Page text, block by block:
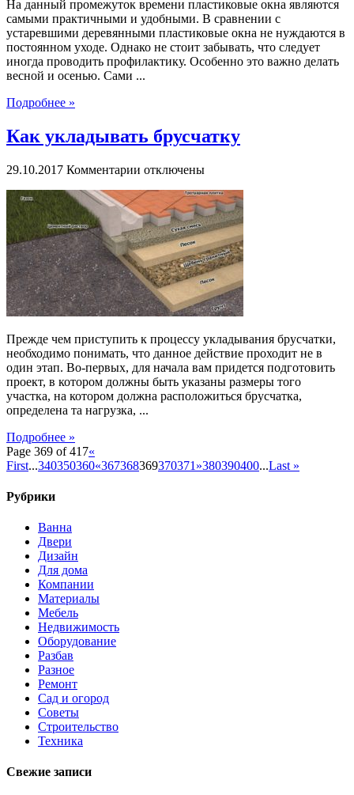
На данный промежуток времени пластиковые окна являются
самыми практичными и удобными. В сравнении с
устаревшими деревянными пластиковые окна не нуждаются в
постоянном уходе. Однако не стоит забывать, что следует
иногда проводить профилактику. Особенно это важно делать
весной и осенью. Сами ...
Подробнее »
Как укладывать брусчатку
29.10.2017 Комментарии к
Как
укладывать
брусчатку
отключены
Прежде чем приступить к процессу укладывания брусчатки,
необходимо понимать, что данное действие проходит не в
один этап. Во-первых, для начала вам придется подготовить
проект, в котором должны быть указаны размеры того
участка, на котором должна расположиться брусчатка,
определена та нагрузка, ...
Подробнее »
Page 369 of 417«
First...340350360«367368369370371 »380390400...Last »
Рубрики
Ванна
Двери
Дизайн
Для дома
Компании
Материалы
Мебель
Недвижимость
Оборудование
Разбав
Разное
Ремонт
Сад и огород
Советы
Строительство
Техника
Свежие записи